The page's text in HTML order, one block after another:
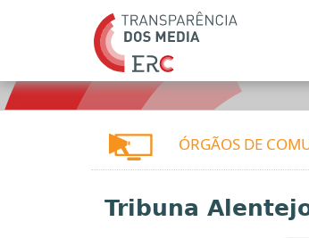
ÓRGÃOS DE
Tribuna